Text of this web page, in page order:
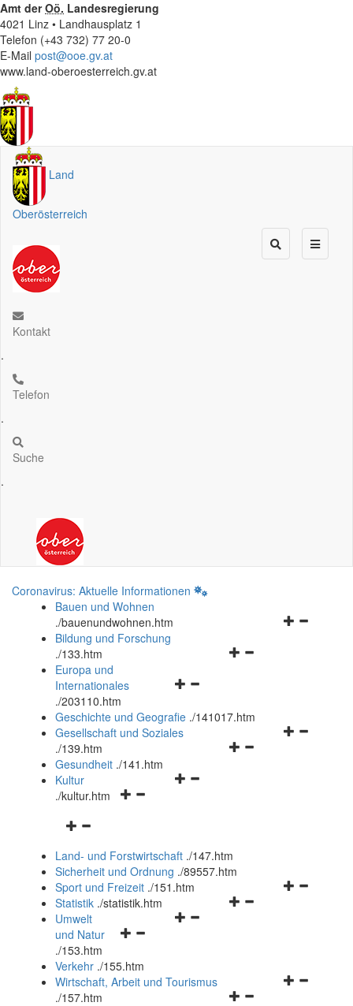
Amt derOö. Landesregierung
4021 Linz • Landhausplatz 1
Telefon (+43 732) 77 20-0
E-Mail post@ooe.gv.at
www.land-oberoesterreich.gv.at
Land
Oberösterreich
Kontakt
.
Telefon
.
Suche
.
Coronavirus: Aktuelle Informationen
Bauen und Wohnen
./bauenundwohnen.htm
Navigationsmenü
Bildung und Forschung
./133.htm
Navigationsmenü
und
schließen
Europa und
Internationales
./203110.htm
Geschichte und Geografie ./141017.htm
Navigationsmenü
Gesellschaft und Soziales
./139.htm
Navigationsmenü
Gesundheit ./141.htm
Navigationsmenü
Kultur
./kultur.htm
Navigationsmenü
und
schließen
Land- und Forstwirtschaft ./147.htm
Sicherheit und Ordnung ./89557.htm
Navigationsmenü
Sport und Freizeit ./151.htm
Navigationsmenü
Statistik ./statistik.htm
Navigationsmenü
und
schließen
Umwelt
und Natur
./153.htm
Verkehr ./155.htm
Navigationsmenü
Wirtschaft, Arbeit und Tourismus
./157.htm